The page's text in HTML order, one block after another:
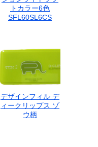
トカラー6色
SFL60SL6CS
デザインフィル デ
ィークリップス ゾ
ウ柄